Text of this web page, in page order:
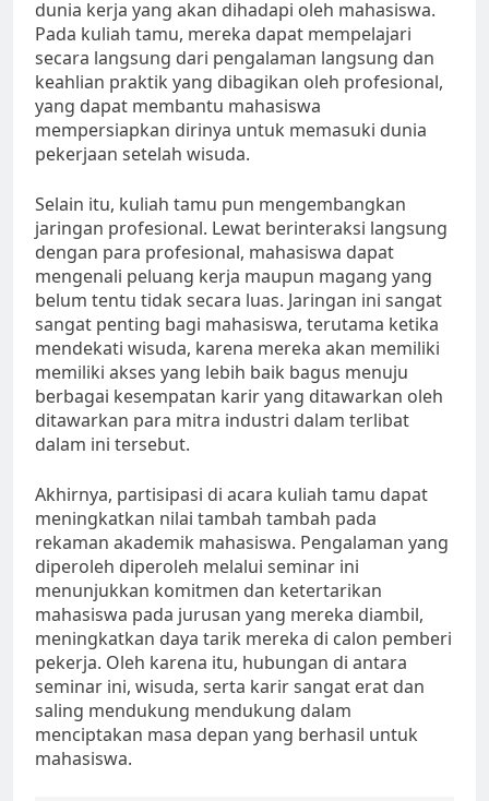
dunia kerja yang akan dihadapi oleh mahasiswa.
Pada kuliah tamu, mereka dapat mempelajari
secara langsung dari pengalaman langsung dan
keahlian praktik yang dibagikan oleh profesional,
yang dapat membantu mahasiswa
mempersiapkan dirinya untuk memasuki dunia
pekerjaan setelah wisuda.
Selain itu, kuliah tamu pun mengembangkan
jaringan profesional. Lewat berinteraksi langsung
dengan para profesional, mahasiswa dapat
mengenali peluang kerja maupun magang yang
belum tentu tidak secara luas. Jaringan ini sangat
sangat penting bagi mahasiswa, terutama ketika
mendekati wisuda, karena mereka akan memiliki
memiliki akses yang lebih baik bagus menuju
berbagai kesempatan karir yang ditawarkan oleh
ditawarkan para mitra industri dalam terlibat
dalam ini tersebut.
Akhirnya, partisipasi di acara kuliah tamu dapat
meningkatkan nilai tambah tambah pada
rekaman akademik mahasiswa. Pengalaman yang
diperoleh diperoleh melalui seminar ini
menunjukkan komitmen dan ketertarikan
mahasiswa pada jurusan yang mereka diambil,
meningkatkan daya tarik mereka di calon pemberi
pekerja. Oleh karena itu, hubungan di antara
seminar ini, wisuda, serta karir sangat erat dan
saling mendukung mendukung dalam
menciptakan masa depan yang berhasil untuk
mahasiswa.